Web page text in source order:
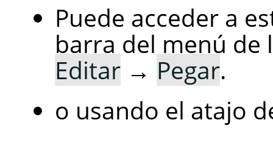
Puede acceder a
barra del menú de
Editar → Pegar.
o usando el atajo